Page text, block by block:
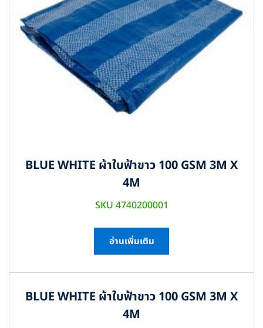
BLUE WHITE ผ้าใบฟ้าขาว 100 GSM 3M X
4M
SKU 4740200001
อ่านเพิ่มเติม
BLUE WHITE ผ้าใบฟ้าขาว 100 GSM 3M X
4M